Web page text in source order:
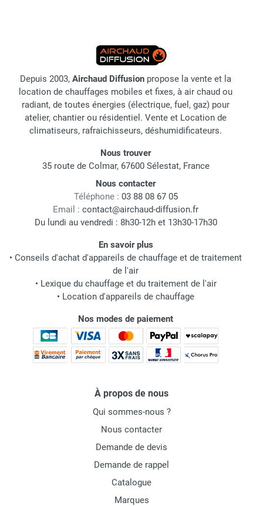
Depuis 2003, Airchaud Diffusion propose la vente et la
location de chauffages mobiles et fixes, à air chaud ou
radiant, de toutes énergies (électrique, fuel, gaz) pour
atelier, chantier ou résidentiel. Vente et Location de
climatiseurs, rafraichisseurs, déshumidificateurs.
Nous trouver
35 route de Colmar, 67600 Sélestat, France
Nous contacter
Téléphone : 03 88 08 67 05
Email : contact@airchaud-diffusion.fr
Du lundi au vendredi : 8h30-12h et 13h30-17h30
En savoir plus
• Conseils d'achat d'appareils de chauffage et de traitement
de l'air
• Lexique du chauffage et du traitement de l'air
• Location d'appareils de chauffage
Nos modes de paiement
À propos de nous
Qui sommes-nous ?
Nous contacter
Demande de devis
Demande de rappel
Catalogue
Marques